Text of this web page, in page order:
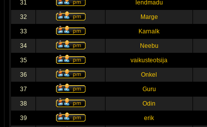
31 lendmadu
32 Marge
33 Karnalk
34 Neebu
35 vaikusteotsija
36 Onkel
37 Guru
38 Odin
39 erik